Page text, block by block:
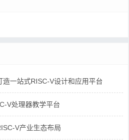
一站式RISC-V设计和应用平台
V处理器教学平台
V产业生态布局